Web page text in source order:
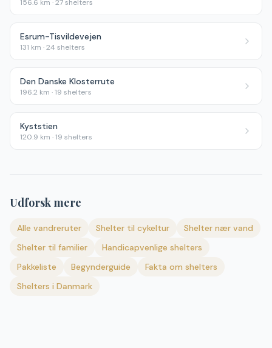
156.6 km ·27shelters
Esrum-Tisvildevejen
131 km ·24 shelters
Den Danske Klosterrute
196.2 km · 19 shelters
Kyststien
120.9 km · 19 shelters
Udforsk mere
Alle vandreruter Shelter til cykeltur
Shelter nær vand
Shelter til familier
Handicapvenlige shelters
Pakkeliste
Begynderguide
Fakta om shelters
Shelters i Danmark